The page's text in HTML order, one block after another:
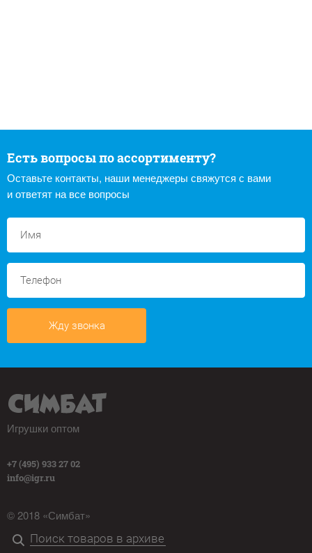
Есть вопросы по ассортименту?
Оставьте контакты, наши менеджеры свяжутся с вами
и ответят на все вопросы
Жду звонка
Игрушки оптом
+7 (495) 933 27 02
info@igr.ru
© 2018 «Симбат»